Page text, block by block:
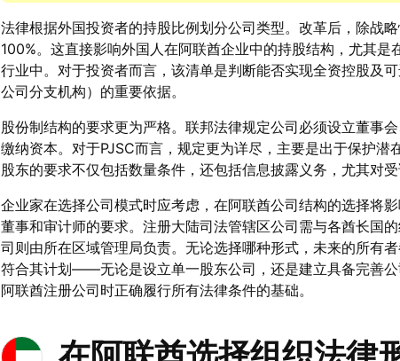
法律根据外国投资者的持股比例划分公司类型。改革后，除战
100%。这直接影响外国人在阿联酋企业中的持股结构，尤其
行业中。对于投资者而言，该清单是判断能否实现全资控股及
公司分支机构）的重要依据。
股份制结构的要求更为严格。联邦法律规定公司必须设立董事
缴纳资本。对于PJSC而言，规定更为详尽，主要是出于保护潜
股东的要求不仅包括数量条件，还包括信息披露义务，尤其对
企业家在选择公司模式时应考虑，在阿联酋公司结构的选择将
董事和审计师的要求。注册大陆司法管辖区公司需与各酋长国
司则由所在区域管理局负责。无论选择哪种形式，未来的所有
符合其计划——无论是设立单一股东公司，还是建立具备完善
阿联酋注册公司时正确履行所有法律条件的基础。